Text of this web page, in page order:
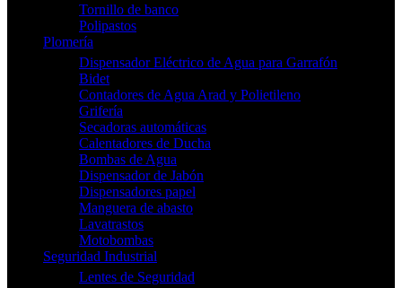
Tornillo de banco
Polipastos
Plomería
Dispensador Eléctrico de Agua para Garrafón
Bidet
Contadores de Agua Arad y Polietileno
Grifería
Secadoras automáticas
Calentadores de Ducha
Bombas de Agua
Dispensador de Jabón
Dispensadores papel
Manguera de abasto
Lavatrastos
Motobombas
Seguridad Industrial
Lentes de Seguridad